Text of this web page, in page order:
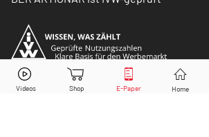
Fresenius Aktie jetzt handeln?